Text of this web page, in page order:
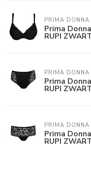
PRIMA
Prima
RUPI ZWART
PRIMA
Prima
RUPI ZWART
PRIMA
Prima
RUPI ZWART